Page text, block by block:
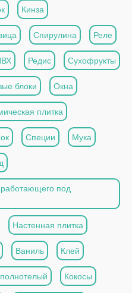
Кинза
Спирулина Реле
Редис Сухофрукты
блоки Окна
плитка
Специи Мука
под
Настенная плитка
Ваниль Клей
Кокосы